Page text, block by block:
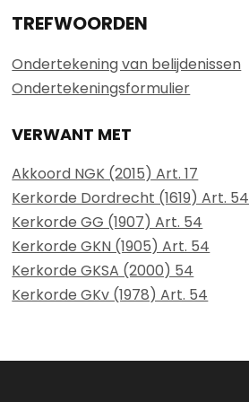
TREFWOORDEN
Ondertekening van belijdenissen
Ondertekeningsformulier
VERWANT MET
Akkoord NGK (2015) Art. 17
Kerkorde Dordrecht (1619) Art. 54
Kerkorde GG (1907) Art. 54
Kerkorde GKN (1905) Art. 54
Kerkorde GKSA (2000) 54
Kerkorde GKv (1978) Art. 54